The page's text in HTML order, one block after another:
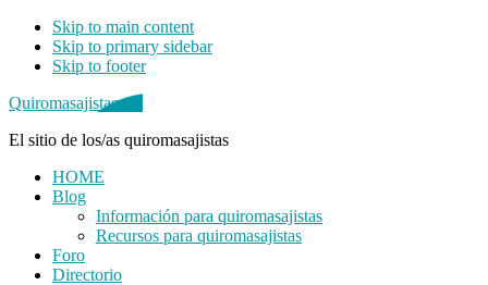
Skip to main content
Skip to primary sidebar
Skip to footer
Quiromasajistas.net
El sitio de los/as quiromasajistas
HOME
Blog
Información para quiromasajistas
Recursos para quiromasajistas
Foro
Directorio